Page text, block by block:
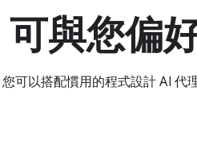
可與您偏
您可以搭配慣用的程式設計 AI 代